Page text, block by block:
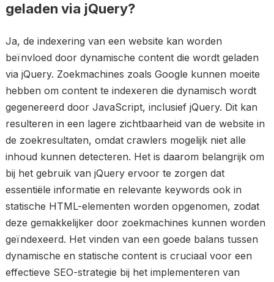
geladen via jQuery?
Ja, de indexering van een website kan worden
beïnvloed door dynamische content die wordt geladen
via jQuery. Zoekmachines zoals Google kunnen moeite
hebben om content te indexeren die dynamisch wordt
gegenereerd door JavaScript, inclusief jQuery. Dit kan
resulteren in een lagere zichtbaarheid van de website in
de zoekresultaten, omdat crawlers mogelijk niet alle
inhoud kunnen detecteren. Het is daarom belangrijk om
bij het gebruik van jQuery ervoor te zorgen dat
essentiële informatie en relevante keywords ook in
statische HTML-elementen worden opgenomen, zodat
deze gemakkelijker door zoekmachines kunnen worden
geïndexeerd. Het vinden van een goede balans tussen
dynamische en statische content is cruciaal voor een
effectieve SEO-strategie bij het implementeren van